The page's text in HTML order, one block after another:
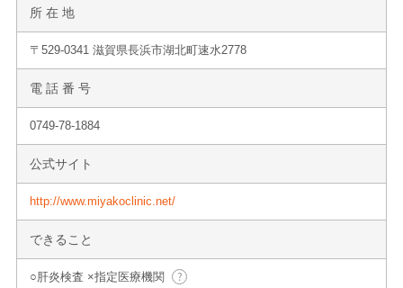
所 在 地
〒529-0341 滋賀県長浜市湖北町速水2778
電 話 番 号
0749-78-1884
公式サイト
http://www.miyakoclinic.net/
できること
○肝炎検査 ×指定医療機関